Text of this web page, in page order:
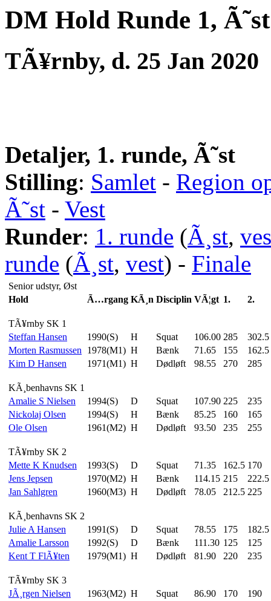
DM Hold Runde 1,
TÃ¥rnby, d. 25 Jan 2020
Detaljer, 1. runde, Ã˜st
Stilling: Samlet - Region
Ã˜st - Vest
Runder: 1. runde (Ã¸st,
runde (Ã¸st, vest) - Finale
Senior udstyr, Øst
Hold
Ã…rgang KÃ¸n Disciplin VÃ¦gt 1. 2.
TÃ¥rnby SK 1
Steffan Hansen
1990(S) H Squat 106.00 285
302.5
Morten Rasmussen
1978(M1) H Bænk 71.65 155
162.5
Kim D Hansen
1971(M1) H Dødløft 98.55 270 285
KÃ¸benhavns SK 1
Amalie S Nielsen
1994(S) D Squat 107.90 225
235
Nickolaj Olsen
1994(S) H Bænk 85.25 160
165
Ole Olsen
1961(M2) H Dødløft 93.50 235 255
TÃ¥rnby SK 2
Mette K Knudsen
1993(S) D Squat 71.35 162.5 170
Jens Jepsen
1970(M2) H Bænk 114.15 215
222.5
Jan Sahlgren
1960(M3) H Dødløft 78.05 212.5 225
KÃ¸benhavns SK 2
Julie A Hansen
1991(S) D Squat 78.55 175
182.5
Amalie Larsson
1992(S) D Bænk 111.30 125
125
Kent T FlÃ¥ten
1979(M1) H Dødløft 81.90 220 235
TÃ¥rnby SK 3
JÃ¸rgen Nielsen
1963(M2) H Squat 86.90 170
190